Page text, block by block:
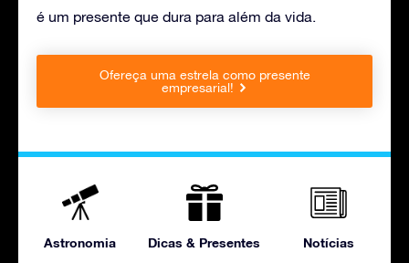
é um presente que dura para além da vida.
Ofereça uma estrela como presente
empresarial!
Astronomia Dicas & Presentes Notícias